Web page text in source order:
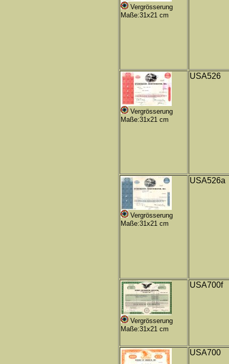
Vergrösserung
Maße:31x21 cm
Vergrösserung
Maße:31x21 cm
USA526
Vergrösserung
Maße:31x21 cm
USA526a
Vergrösserung
Maße:31x21 cm
USA700f
USA700